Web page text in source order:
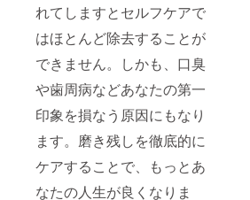
れてしますとセルフケアで
はほとんど除去することが
できません。しかも、口臭
や歯周病などあなたの第一
印象を損なう原因にもなり
ます。磨き残しを徹底的に
ケアすることで、もっとあ
なたの人生が良くなりま